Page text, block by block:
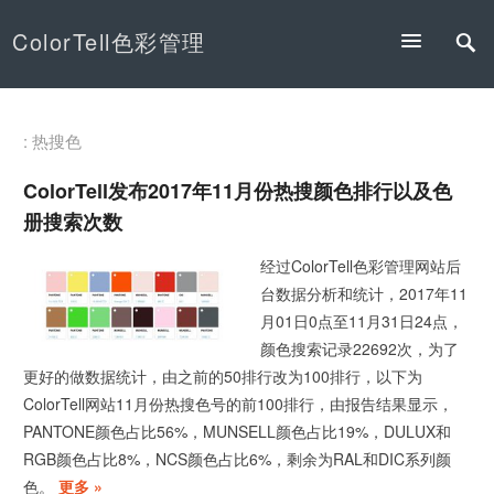
ColorTell色彩管理
: 热搜色
ColorTell发布2017年11月份热搜颜色排行以及色
册搜索次数
经过ColorTell色彩管理网站后
台数据分析和统计，2017年11
月01日0点至11月31日24点，
颜色搜索记录22692次，为了
更好的做数据统计，由之前的50排行改为100排行，以下为
ColorTell网站11月份热搜色号的前100排行，由报告结果显示，
PANTONE颜色占比56%，MUNSELL颜色占比19%，DULUX和
RGB颜色占比8%，NCS颜色占比6%，剩余为RAL和DIC系列颜
色。
更多 »